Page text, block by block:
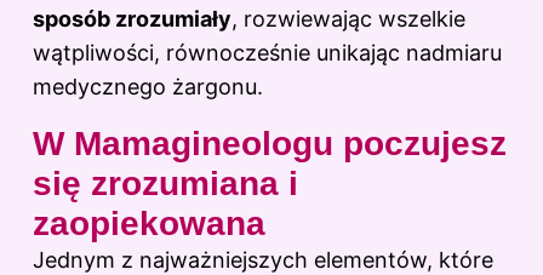
sposób zrozumiały, rozwiewając wszelkie
wątpliwości, równocześnie unikając nadmiaru
medycznego żargonu.
W Mamagineologu poczujesz
się zrozumiana i
zaopiekowana
Jednym z najważniejszych elementów, które